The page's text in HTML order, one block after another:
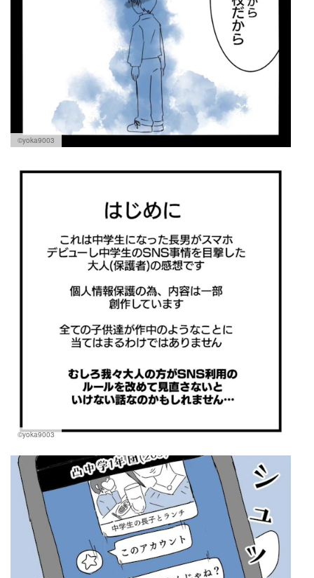
©yoka9003
©yoka9003